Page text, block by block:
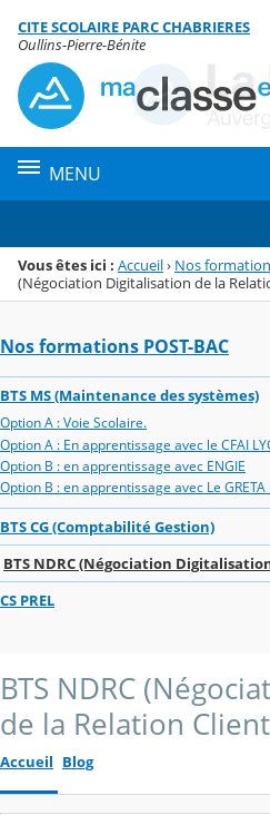
Menu de la rubrique
Contenu
CITE SCOLAIRE PARC CHABRIERES
Oullins-Pierre-Bénite
MENU
Vous êtes ici : Accueil› Nos
(Négociation Digitalisation de la
Nos formations POST-BAC
BTS MS (Maintenance des systèmes)
Option A : Voie Scolaire.
Option A : En apprentissage avec le CFAI
Option B : en apprentissage avec ENGIE
Option B : en apprentissage avec Le
BTS CG (Comptabilité Gestion)
BTS NDRC (Négociation
CS PREL
BTS NDRC
de la Relation
Accueil Blog